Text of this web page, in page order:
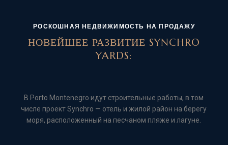
РОСКОШНАЯ НЕДВИЖИМОСТЬ НА ПРОДАЖУ
НОВЕЙШЕЕ РАЗВИТИЕ SYNCHRO
YARDS:
В Porto Montenegro идут строительные работы, в том
числе проект Synchro — отель и жилой район на берегу
моря, расположенный на песчаном пляже и лагуне.